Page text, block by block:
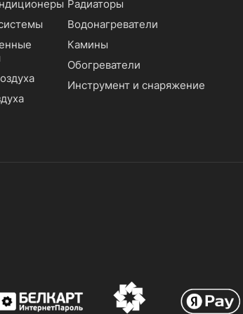
Радиаторы
Водонагреватели
Камины
Обогреватели
Инструмент и снаряжение